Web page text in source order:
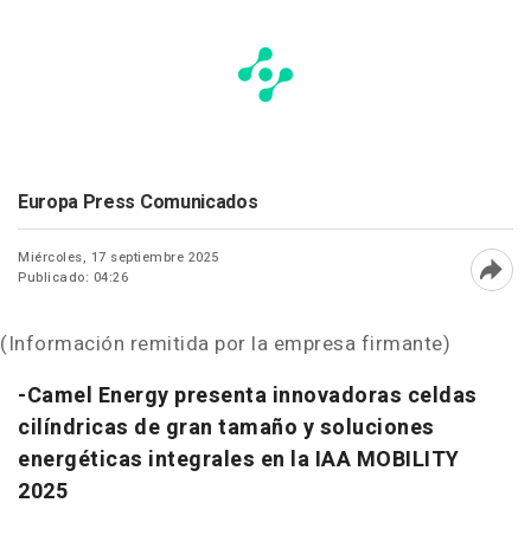
Europa Press Comunicados
Miércoles, 17 septiembre 2025
Publicado: 04:26
(Información remitida por la empresa firmante)
-Camel Energy presenta innovadoras celdas
cilíndricas de gran tamaño y soluciones
energéticas integrales en la IAA MOBILITY
2025